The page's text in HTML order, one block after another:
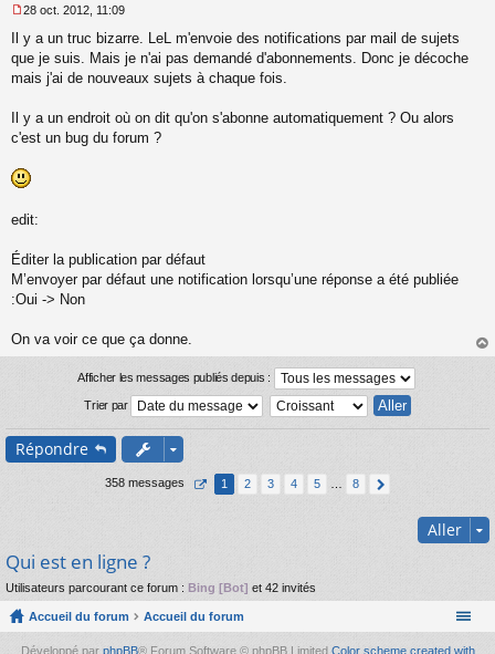
e
s
e
n
n
l
28 oct. 2012, 11:09
Il y a un truc bizarre. LeL m'envoie des notifications par mail de sujets
que je suis. Mais je n'ai pas demandé d'abonnements. Donc je décoche
mais j'ai de nouveaux sujets à chaque fois.
Il y a un endroit où on dit qu'on s'abonne automatiquement ? Ou alors
c'est un bug du forum ?
edit:
Éditer la publication par défaut
M’envoyer par défaut une notification lorsqu’une réponse a été publiée
:Oui -> Non
On va voir ce que ça donne.
au
Afficher les messages publiés depuis :
Trier par
Répondre
358 messages 1 2 3 4 5 8
Aller
Qui est en ligne ?
Utilisateurs parcourant ce forum : Bing [Bot] et 42 invités
Accueil du forum Accueil du forum
Développé par phpBB® Forum Software © phpBB Limited Color scheme created with